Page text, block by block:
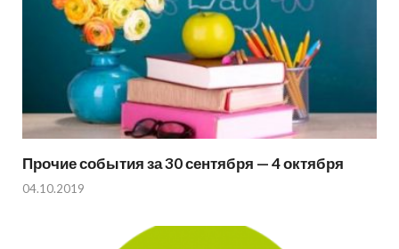
Прочие события за 30 сентября — 4 октября
04.10.2019